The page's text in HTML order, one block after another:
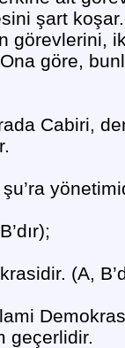
şart
görevlerini,
göre,
Cabiri,
(A,
geçerlidir.